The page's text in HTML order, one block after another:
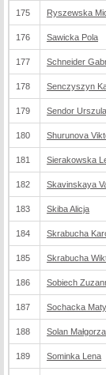
175 Ryszewska
176 Sawicka Pola
177 Schneider
178 Senczyszyn
179 Sendor Urszula
180 Shurunova
181 Sierakowska
182 Skavinskaya
183 Skiba Alicja
184 Skrabucha
185 Skrabucha
186 Sobiech
187 Sochacka
188 Solan
189 Sominka Lena